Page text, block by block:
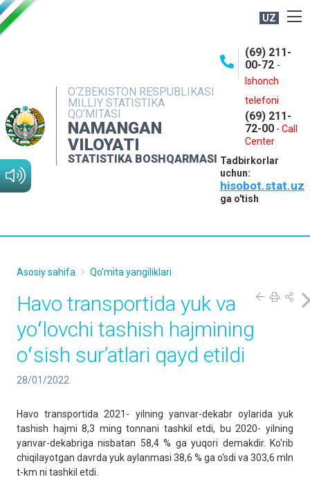
UZ
O‘ZBEKISTON RESPUBLIKASI
MILLIY STATISTIKA
QO‘MITASI
NAMANGAN
VILOYATI
STATISTIKA BOSHQARMASI
(69) 211-
00-72 -
Ishonch
telefoni
(69) 211-
72-00 - Call
Center
Tadbirkorlar
uchun:
hisobot.stat.uz
ga o'tish
NASHRLAR
INTERAKTIV XIZMATLAR
MATBUOT XIZMATI
MUROJAATLAR
Asosiy sahifa Qo'mita yangiliklari
Havo transportida yuk va
yoʻlovchi tashish hajmining
oʻsish surʼatlari qayd etildi
28/01/2022
Havo transportida 2021- yilning yanvar-dekabr oylarida yuk
tashish hajmi 8,3 ming tonnani tashkil etdi, bu 2020- yilning
yanvar-dekabriga nisbatan 58,4 % ga yuqori demakdir. Ko'rib
chiqilayotgan davrda yuk aylanmasi 38,6 % ga o'sdi va 303,6 mln
t-km ni tashkil etdi.